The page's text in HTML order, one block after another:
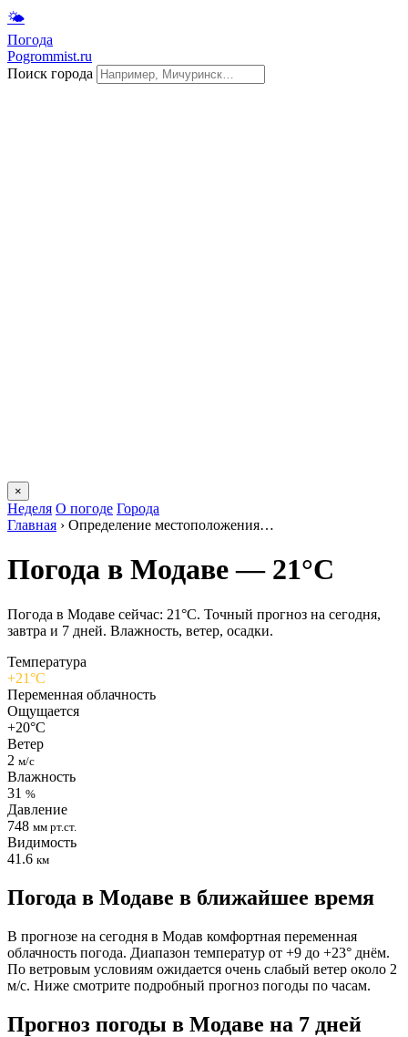
🌤
Погода
Pogrommist.ru
Поиск города
×
Неделя О погоде Города
Главная › Определение местоположения…
Погода в Модаве — 21°C
Погода в Модаве сейчас: 21°C. Точный прогноз на сегодня,
завтра и 7 дней. Влажность, ветер, осадки.
Температура
+21°C
Переменная облачность
Ощущается
+20°C
Ветер
2 м/с
Влажность
31 %
Давление
748 мм рт.ст.
Видимость
41.6 км
Погода в Модаве в ближайшее время
В прогнозе на сегодня в Модав комфортная переменная
облачность погода. Диапазон температур от +9 до +23° днём.
По ветровым условиям ожидается очень слабый ветер около 2
м/с. Ниже смотрите подробный прогноз погоды по часам.
Прогноз погоды в Модаве на 7 дней